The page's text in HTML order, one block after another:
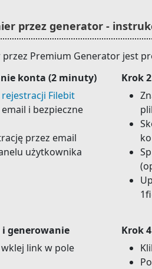
przez generator -
Premium Generator jest
konta (2 minuty)
Filebit
i bezpieczne
przez email
użytkownika
Krok
i generowanie
link w pole
Krok